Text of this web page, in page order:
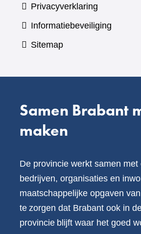
Privacyverklaring
Informatiebeveiliging
Sitemap
Samen Brabant
maken
De provincie werkt samen met
bedrijven, organisaties en
maatschappelijke opgaven
te zorgen dat Brabant ook in
provincie blijft waar het goed